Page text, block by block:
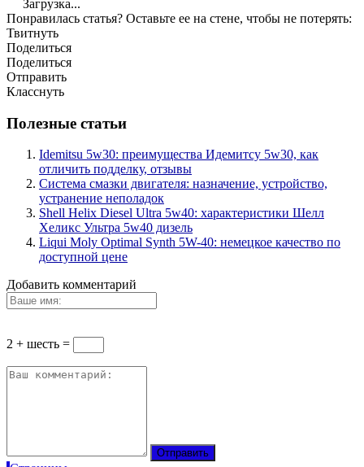
Загрузка...
Понравилась статья? Оставьте ее на стене, чтобы не потерять:
Твитнуть
Поделиться
Поделиться
Отправить
Класснуть
Полезные статьи
Idemitsu 5w30: преимущества Идемитсу 5w30, как
отличить подделку, отзывы
Система смазки двигателя: назначение, устройство,
устранение неполадок
Shell Helix Diesel Ultra 5w40: характеристики Шелл
Хеликс Ультра 5w40 дизель
Liqui Moly Optimal Synth 5W-40: немецкое качество по
доступной цене
Добавить комментарий
2 + шесть =